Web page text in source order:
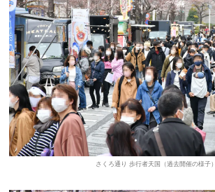
さくろ通り 歩行者天国（過去開催の様子）